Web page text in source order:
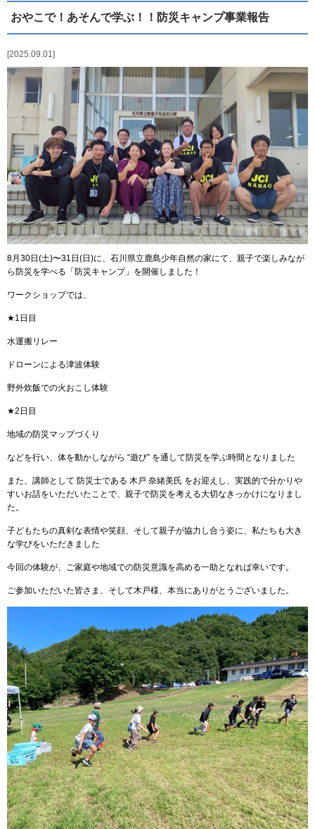
2025.09.01
おやこで！あそんで学ぶ！！防災キャンプ事業報告
8月 30日 (土)〜31 日 (日 )に、石川県立鹿島少年自然の家にて、親子で楽しみなが
ら防災を学べる「防災キャンプ」を開催しました！
ワークショップでは、
★1 日目
水運搬リレー
ドローンによる津波体験
野外炊飯での火おこし体験
★2 日目
地域の防災マップづくり
などを行い、体を動かしながら “遊び” を通して防災を学ぶ時間となりました
また、講師として 防災士である 木戸 奈緒美氏 をお迎えし、実践的で分かりや
すいお話をいただいたことで、親子で防災を考える大切なきっかけになりまし
た。
子どもたちの真剣な表情や笑顔、そして親子が協力し合う姿に、私たちも大き
な学びをいただきました
今回の体験が、ご家庭や地域での防災意識を高める一助となれば幸いです。
ご参加いただいた皆さま、そして木戸様、本当にありがとうございました。